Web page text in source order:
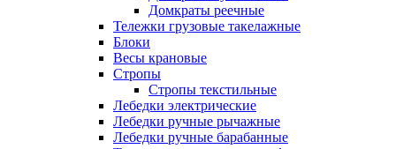
Домкраты реечные
Тележки грузовые такелажные
Блоки
Весы крановые
Стропы
Стропы текстильные
Лебедки электрические
Лебедки ручные рычажные
Лебедки ручные барабанные